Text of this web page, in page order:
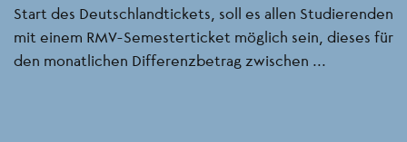
Start des Deutschlandtickets, soll es allen Studierenden
mit einem RMV-Semesterticket möglich sein, dieses für
den monatlichen Differenzbetrag zwischen ...